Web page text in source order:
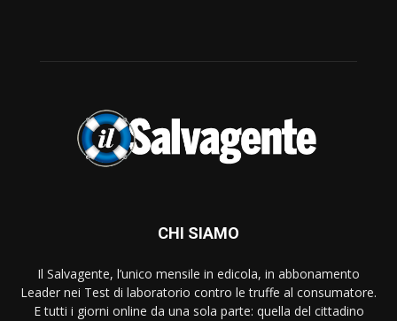
CHI SIAMO
Il Salvagente, l’unico mensile in edicola, in abbonamento
Leader nei Test di laboratorio contro le truffe al consumatore.
E tutti i giorni online da una sola parte: quella del cittadino